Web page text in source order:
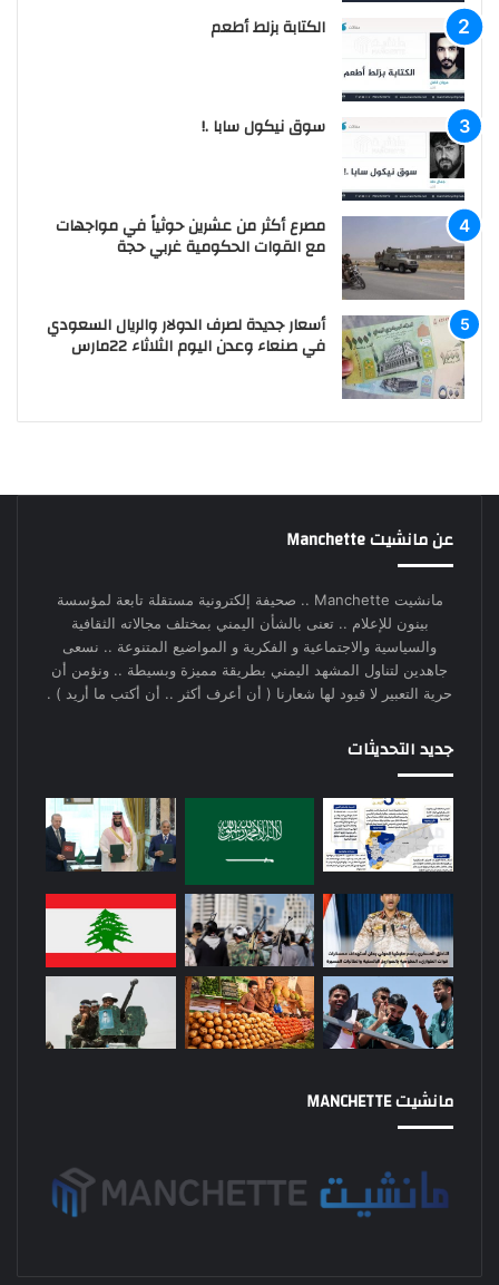
الكتابة بزلط أطعم
سوق نيكول سابا .!
مصرع أكثر من عشرين حوثياً في مواجهات
مع القوات الحكومية غربي حجة
أسعار جديدة لصرف الدولار والريال السعودي
في صنعاء وعدن اليوم الثلاثاء 22مارس
عن مانشيت Manchette
مانشيت Manchette .. صحيفة إلكترونية مستقلة تابعة لمؤسسة
بينون للإعلام .. تعنى بالشأن اليمني بمختلف مجالاته الثقافية
والسياسية والاجتماعية و الفكرية و المواضيع المتنوعة .. نسعى
جاهدين لتناول المشهد اليمني بطريقة مميزة وبسيطة .. ونؤمن أن
حرية التعبير لا قيود لها شعارنا ( أن أعرف أكثر .. أن أكتب ما أريد ) .
جديد التحديثات
مانشيت MANCHETTE